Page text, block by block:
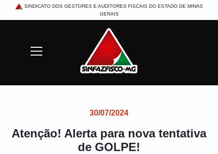
SINDICATO DOS GESTORES E AUDITORES FISCAIS DO ESTADO DE MINAS
GERAIS
Mostrar/Esconder menu
30/07/2024
Atenção! Alerta para nova tentativa
de GOLPE!